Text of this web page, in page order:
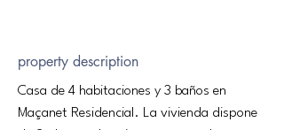
property description
Casa de 4 habitaciones y 3 baños en
Maçanet Residencial. La vivienda dispone